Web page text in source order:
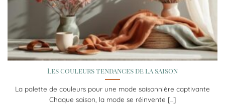
Les couleurs tendances de la saison
La palette de couleurs pour une mode saisonnière captivante
Chaque saison, la mode se réinvente [...]